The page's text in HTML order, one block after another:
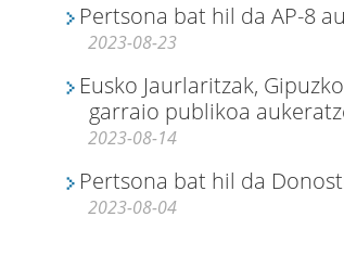
Pertsona bat hil da AP-8
2023-08-23
Eusko Jaurlaritzak,
garraio publikoa
2023-08-14
Pertsona bat hil da
2023-08-04